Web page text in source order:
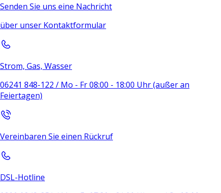
Senden Sie uns eine Nachricht
über unser Kontaktformular
Strom, Gas, Wasser
06241 848-122 / Mo - Fr 08:00 - 18:00 Uhr (außer an
Feiertagen)
Vereinbaren Sie einen Rückruf
DSL-Hotline